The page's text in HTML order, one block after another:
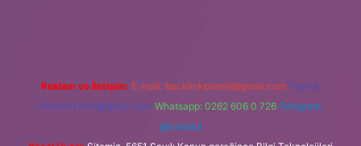
Reklam ve İletişim: E-mail: backlinkpaneli@gmail.com Teams:
forumhizmeti@gmail.com Whatsapp: 0262 606 0 726 Telegram:
@karabul